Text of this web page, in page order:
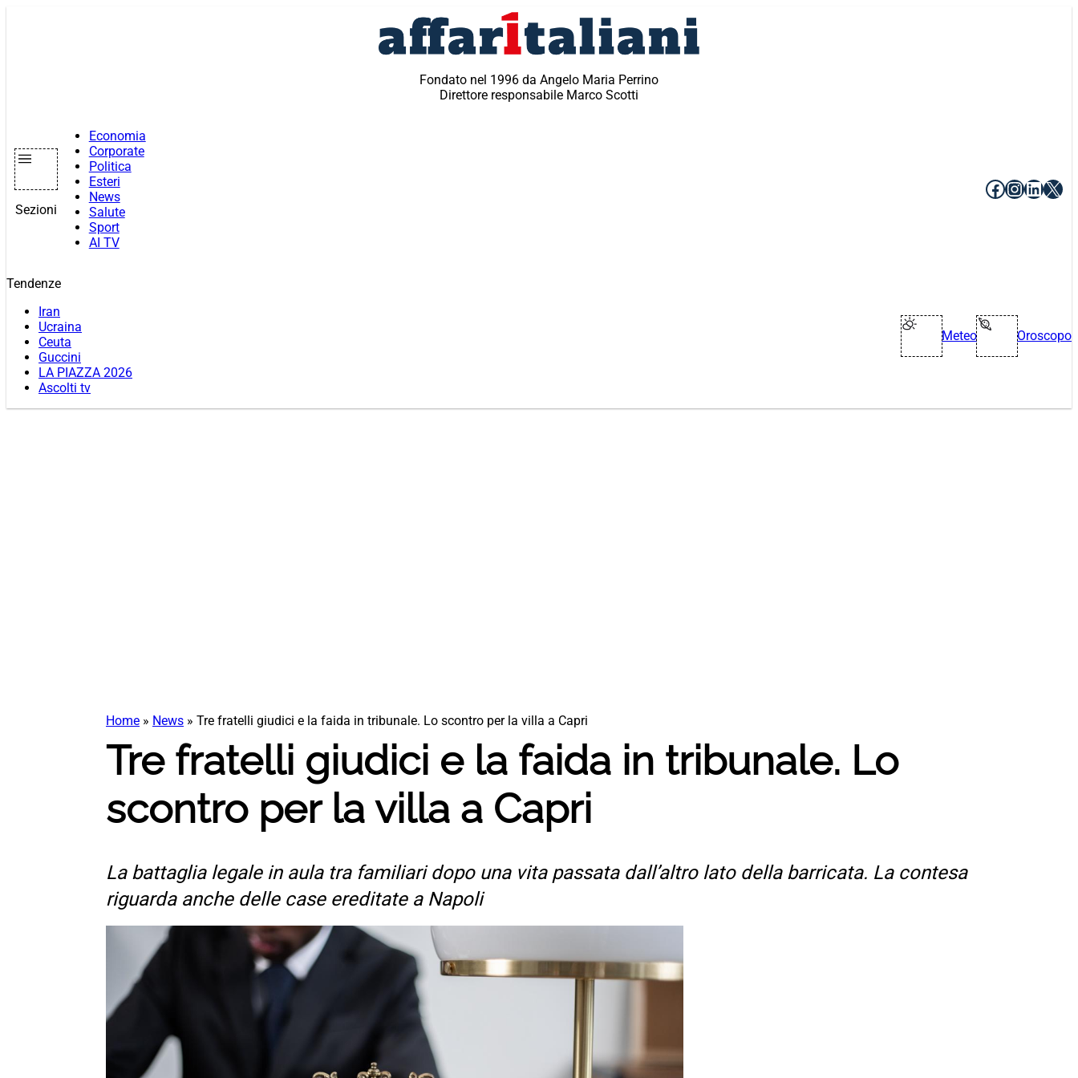
Fondato nel 1996 da Angelo Maria Perrino
Direttore responsabile Marco Scotti
Sezioni
Economia
Corporate
Politica
Esteri
News
Salute
Sport
AI TV
Facebook
X
Tendenze
Iran
Ucraina
Ceuta
Guccini
LA PIAZZA 2026
Ascolti tv
Meteo Oroscopo
Home » News » Tre fratelli giudici e la faida in tribunale. Lo scontro per la villa a Capri
Tre fratelli giudici e la faida in tribunale. Lo
scontro per la villa a Capri
La battaglia legale in aula tra familiari dopo una vita passata dall’altro lato della barricata. La contesa
riguarda anche delle case ereditate a Napoli